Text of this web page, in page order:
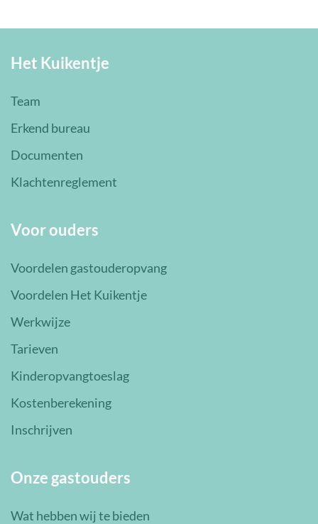
Het Kuikentje
Team
Erkend bureau
Documenten
Klachtenreglement
Voor ouders
Voordelen gastouderopvang
Voordelen Het Kuikentje
Werkwijze
Tarieven
Kinderopvangtoeslag
Kostenberekening
Inschrijven
Onze gastouders
Wat hebben wij te bieden